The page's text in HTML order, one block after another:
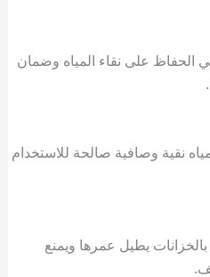
الحفاظ على نقاء المياه وضمان
نقية وصافية صالحة للاستخدام
بالخزانات يطيل عمرها ويمنع